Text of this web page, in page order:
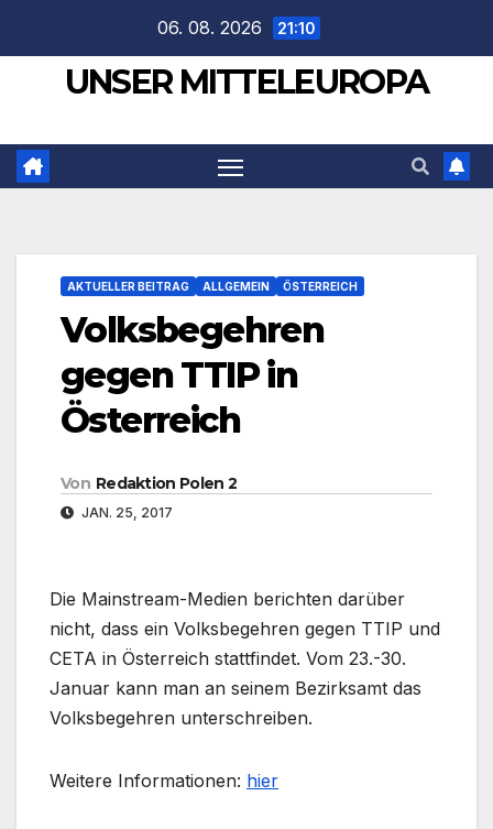
springen
06. 08. 2026 21:10
UNSER MITTELEUROPA
AKTUELLER BEITRAG ALLGEMEIN ÖSTERREICH
Volksbegehren
gegen TTIP in
Österreich
Von Redaktion Polen 2
JAN. 25, 2017
Die Mainstream-Medien berichten darüber
nicht, dass ein Volksbegehren gegen TTIP und
CETA in Österreich stattfindet. Vom 23.-30.
Januar kann man an seinem Bezirksamt das
Volksbegehren unterschreiben.
Weitere Informationen: hier